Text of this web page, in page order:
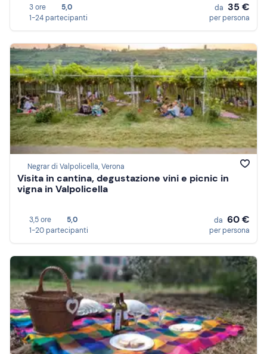
3 ore
5,0
1-24 partecipanti
da 35 €
per persona
Negrar di Valpolicella, Verona
Visita in cantina, degustazione vini e picnic in
vigna in Valpolicella
3,5 ore
5,0
1-20 partecipanti
da 60 €
per persona